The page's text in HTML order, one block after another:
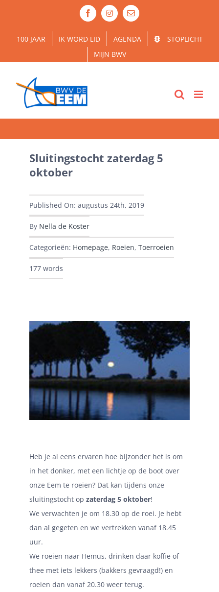
inhoud
FacebookInstagram
E-
mail
100 JAAR IK WORD LID AGENDA
STOPLICHT
MIJN BWV
Sluitingstocht zaterdag 5
oktober
Published On: augustus 24th, 2019
By Nella de Koster
Categorieën: Homepage, Roeien, Toerroeien
177 words
Heb je al eens ervaren hoe bijzonder het is om
in het donker, met een lichtje op de boot over
onze Eem te roeien? Dat kan tijdens onze
sluitingstocht op zaterdag 5 oktober!
We verwachten je om 18.30 op de roei. Je hebt
dan al gegeten en we vertrekken vanaf 18.45
uur.
We roeien naar Hemus, drinken daar koffie of
thee met iets lekkers (bakkers gevraagd!) en
roeien dan vanaf 20.30 weer terug.